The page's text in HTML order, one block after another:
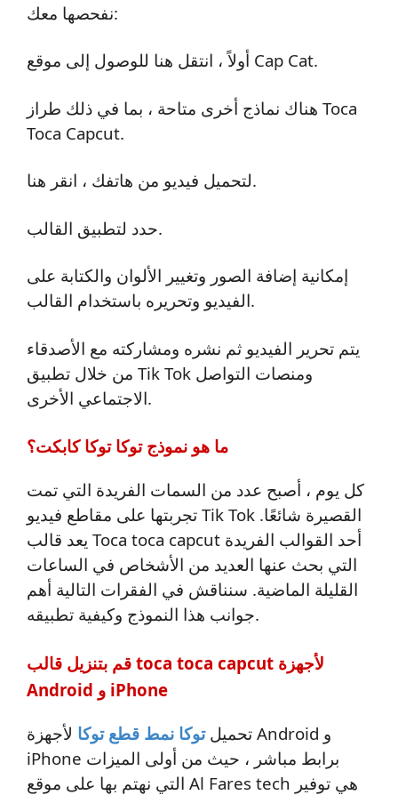
نفحصها معك:
أولاً ، انتقل هنا للوصول إلى موقع Cap Cat.
هناك نماذج أخرى متاحة ، بما في ذلك طراز Toca
Toca Capcut.
لتحميل فيديو من هاتفك ، انقر هنا.
حدد لتطبيق القالب.
إمكانية إضافة الصور وتغيير الألوان والكتابة على
الفيديو وتحريره باستخدام القالب.
يتم تحرير الفيديو ثم نشره ومشاركته مع الأصدقاء
من خلال تطبيق Tik Tok ومنصات التواصل
الاجتماعي الأخرى.
ما هو نموذج توكا توكا كابكت؟
كل يوم ، أصبح عدد من السمات الفريدة التي تمت
تجربتها على مقاطع فيديو Tik Tok القصيرة شائعًا.
يعد قالب Toca toca capcut أحد القوالب الفريدة
التي بحث عنها العديد من الأشخاص في الساعات
القليلة الماضية. سنناقش في الفقرات التالية أهم
جوانب هذا النموذج وكيفية تطبيقه.
قم بتنزيل قالب toca toca capcut لأجهزة
Android و iPhone
تحميلتوكا نمط قطع توكا لأجهزة Android و
iPhone برابط مباشر ، حيث من أولى الميزات
التي نهتم بها على موقع Al Fares tech هي توفير